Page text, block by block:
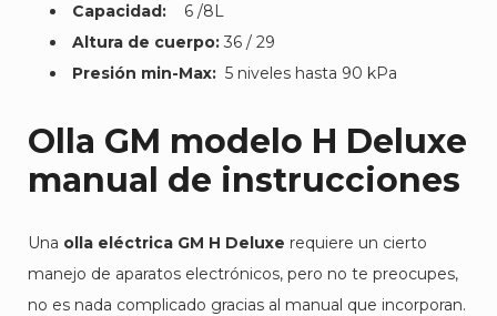
Capacidad: 6 /8L
Altura de cuerpo: 36 / 29
Presión min-Max: 5 niveles hasta 90 kPa
Olla GM modelo H Deluxe
manual de instrucciones
Una olla eléctrica GM H Deluxe requiere un cierto
manejo de aparatos electrónicos, pero no te preocupes,
no es nada complicado gracias al manual que incorporan.